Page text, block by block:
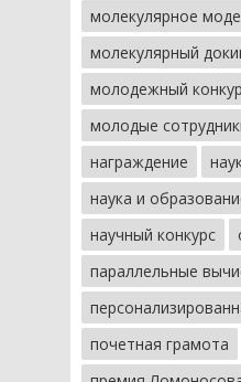
молекулярное
молекулярный
молодежный
молодые
награждение
наука и
научный конкурс
параллельные
почетная грамота